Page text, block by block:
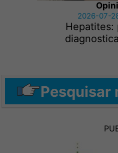
2026-07-
Hepatites:
Pesquisar